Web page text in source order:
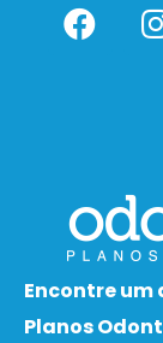
Encontre
Planos